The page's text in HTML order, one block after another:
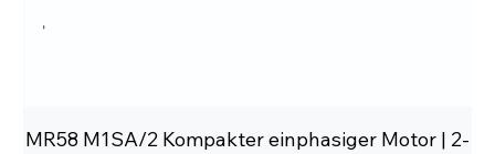
MR58 M1SA/2 Kompakter einphasiger Motor | 2-